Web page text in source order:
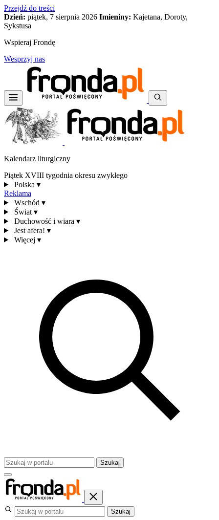
Przejdź do treści
Dzień: piątek, 7 sierpnia 2026 Imieniny: Kajetana, Doroty,
Sykstusa
Wspieraj Frondę
Wesprzyj nas
Kalendarz liturgiczny
Piątek XVIII tygodnia okresu zwykłego
Polska ▾
Reklama
Wschód ▾
Świat ▾
Duchowość i wiara ▾
Jest afera! ▾
Więcej ▾
Szukaj
Szukaj